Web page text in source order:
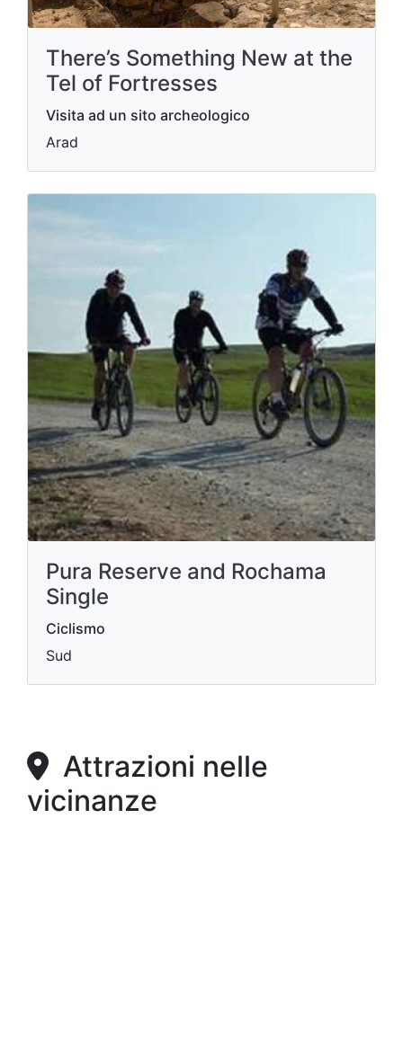
There’s Something New at the
Tel of Fortresses
Visita ad un sito archeologico
Arad
Pura Reserve and Rochama
Single
Ciclismo
Sud
Attrazioni nelle
vicinanze